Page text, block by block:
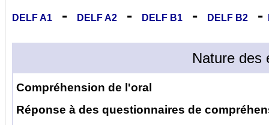
DELF A1 - DELF A2 - DELF B1 - DELF B2 -
Nature des
Compréhension de l'oral
Réponse à des questionnaires de